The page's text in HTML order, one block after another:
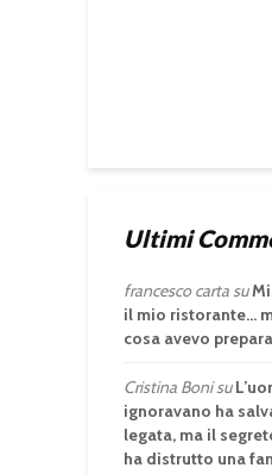
Ultimi
francesco cartasu
il mio ristorante…
cosa avevo
Cristina Bonisu
ignoravano ha
legata, ma il
ha distrutto una